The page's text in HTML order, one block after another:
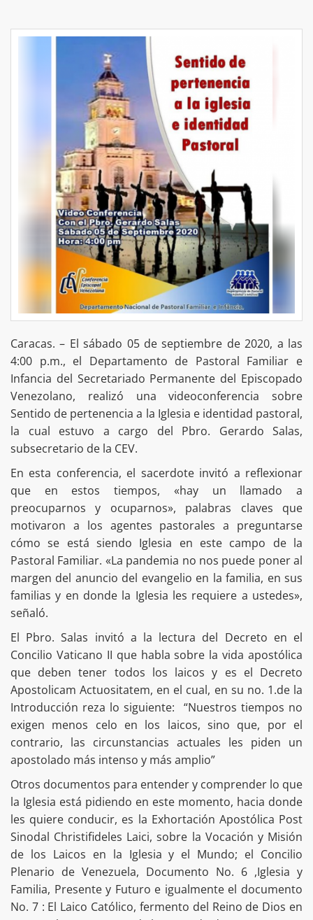
Caracas. – El sábado 05 de septiembre de 2020, a las
4:00 p.m., el Departamento de Pastoral Familiar e
Infancia del Secretariado Permanente del Episcopado
Venezolano, realizó una videoconferencia sobre
Sentido de pertenencia a la Iglesia e identidad pastoral,
la cual estuvo a cargo del Pbro. Gerardo Salas,
subsecretario de la CEV.
En esta conferencia, el sacerdote invitó a reflexionar
que en estos tiempos, «hay un llamado a
preocuparnos y ocuparnos», palabras claves que
motivaron a los agentes pastorales a preguntarse
cómo se está siendo Iglesia en este campo de la
Pastoral Familiar. «La pandemia no nos puede poner al
margen del anuncio del evangelio en la familia, en sus
familias y en donde la Iglesia les requiere a ustedes»,
señaló.
El Pbro. Salas invitó a la lectura del Decreto en el
Concilio Vaticano II que habla sobre la vida apostólica
que deben tener todos los laicos y es el Decreto
Apostolicam Actuositatem, en el cual, en su no. 1.de la
Introducción reza lo siguiente: “Nuestros tiempos no
exigen menos celo en los laicos, sino que, por el
contrario, las circunstancias actuales les piden un
apostolado más intenso y más amplio”
Otros documentos para entender y comprender lo que
la Iglesia está pidiendo en este momento, hacia donde
les quiere conducir, es la Exhortación Apostólica Post
Sinodal Christifideles Laici, sobre la Vocación y Misión
de los Laicos en la Iglesia y el Mundo; el Concilio
Plenario de Venezuela, Documento No. 6 ,Iglesia y
Familia, Presente y Futuro e igualmente el documento
No. 7 : El Laico Católico, fermento del Reino de Dios en